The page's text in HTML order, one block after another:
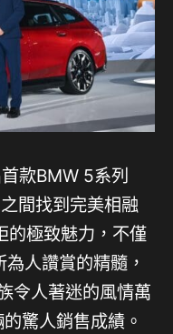
款BMW 5系列
間找到完美相融
的極致魅力，不僅
人讚賞的精髓，
令人著迷的風情萬
驚人銷售成績。